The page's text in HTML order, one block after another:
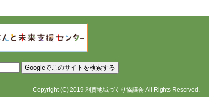
Copyright(C) 2019 利賀地域づくり協議会All Rights Reserved.